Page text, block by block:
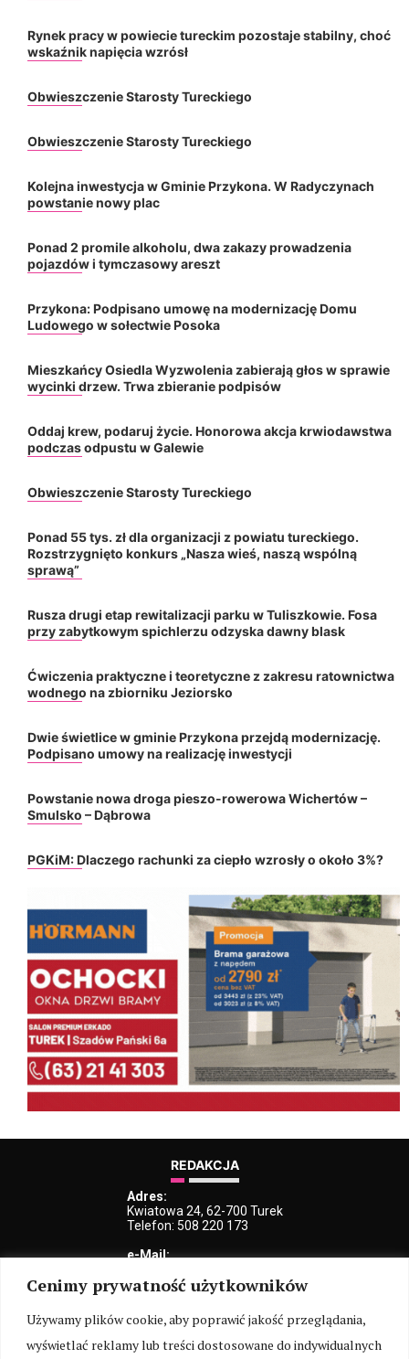
Cenimy prywatność użytkowników
Używamy plików cookie, aby poprawić jakość przeglądania,
wyświetlać reklamy lub treści dostosowane do indywidualnych
Rynek pracy w powiecie tureckim pozostaje stabilny, choć
wskaźnik napięcia wzrósł
Obwieszczenie Starosty Tureckiego
Obwieszczenie Starosty Tureckiego
Kolejna inwestycja w Gminie Przykona. W Radyczynach
powstanie nowy plac
Ponad 2 promile alkoholu, dwa zakazy prowadzenia
pojazdów i tymczasowy areszt
Przykona: Podpisano umowę na modernizację Domu
Ludowego w sołectwie Posoka
Mieszkańcy Osiedla Wyzwolenia zabierają głos w sprawie
wycinki drzew. Trwa zbieranie podpisów
Oddaj krew, podaruj życie. Honorowa akcja krwiodawstwa
podczas odpustu w Galewie
Obwieszczenie Starosty Tureckiego
Ponad 55 tys. zł dla organizacji z powiatu tureckiego.
Rozstrzygnięto konkurs „Nasza wieś, naszą wspólną
sprawą”
Rusza drugi etap rewitalizacji parku w Tuliszkowie. Fosa
przy zabytkowym spichlerzu odzyska dawny blask
Ćwiczenia praktyczne i teoretyczne z zakresu ratownictwa
wodnego na zbiorniku Jeziorsko
Dwie świetlice w gminie Przykona przejdą modernizację.
Podpisano umowy na realizację inwestycji
Powstanie nowa droga pieszo-rowerowa Wichertów –
Smulsko – Dąbrowa
PGKiM: Dlaczego rachunki za ciepło wzrosły o około 3%?
REDAKCJA
Adres:
Kwiatowa 24, 62-700 Turek
Telefon: 508 220 173
e-Mail:
redakcja@iturek.net
reklama@iturek.net
MENU